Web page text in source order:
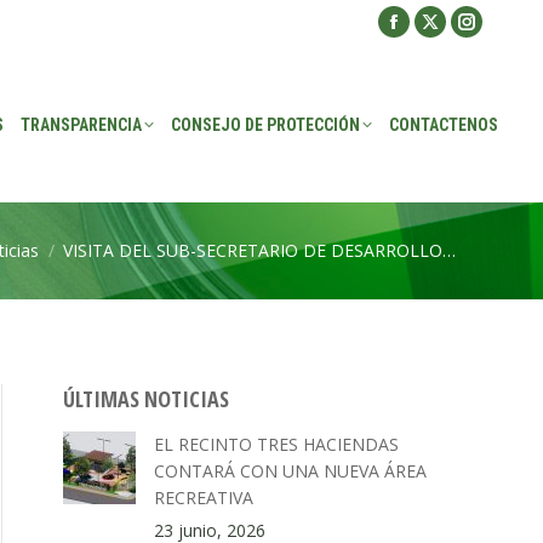
Facebook
in
X
in
in
TRANSPARENCIA CONSEJO DE PROTECCIÓN CONTACTENOS
VISITA DEL SUB-SECRETARIO DE DESARROLLO…
ÚLTIMAS NOTICIAS
EL RECINTO TRES HACIENDAS
CONTARÁ CON UNA NUEVA ÁREA
RECREATIVA
23 junio, 2026